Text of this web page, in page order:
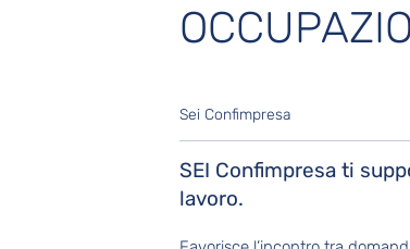
Sei Confimpresa
SEI Confimpresa ti
lavoro.